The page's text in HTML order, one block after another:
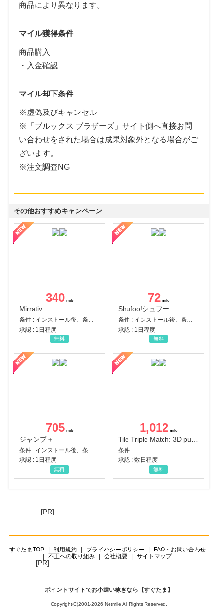
商品により異なります。
マイル獲得条件
商品購入
・入金確認
マイル却下条件
※虚偽及びキャンセル
※「ブルックス ブラザーズ」サイト側へ直接お問
い合わせをされた場合は成果対象外となる場合がご
ざいます。
※注文調査NG
その他おすすめキャンペーン
340
Mirrativ
条件 : インストール後、条件達成
承認 : 1日程度
無料
72
Shufoo!シュフー
条件 : インストール後、条件達成
承認 : 1日程度
無料
705
ジャンプ＋
承認 : 1日程度
無料
1,012
条件 :
承認 : 数日程度
無料
[PR]
すぐたまTOP 利用規約 プライバシーポリシー
FAQ・お問い合わせ
不正への取り組み
会社概要 サイトマップ
[PR]
ポイントサイトでお小遣い稼ぎなら【すぐたま】
Copyright(C)2001-2026 Netmile All Rights Reserved.